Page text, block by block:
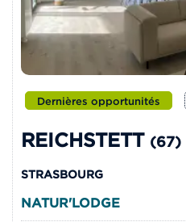
Dernières opportunités
REICHSTETT (67)
STRASBOURG
NATUR'LODGE